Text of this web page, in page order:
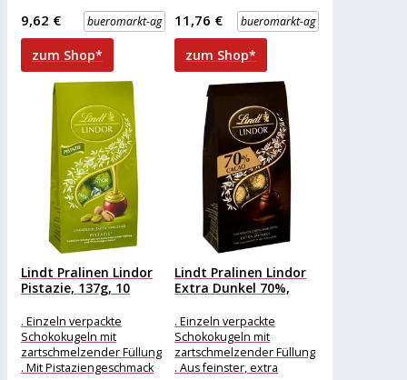
Täfelchen . Genießen Sie
bueromarkt-ag
9,62 €
zum Shop*
Alpenmilchschokolade .
Erlesene Mischung
bueromarkt-ag
11,76 €
zum Shop*
Lindt Pralinen Lindor
Pistazie, 137g, 10
. Einzeln verpackte
Schokokugeln mit
zartschmelzender Füllung
. Mit Pistaziengeschmack
Lindt Pralinen Lindor
Extra Dunkel 70%,
. Einzeln verpackte
Schokokugeln mit
zartschmelzender Füllung
. Aus feinster, extra